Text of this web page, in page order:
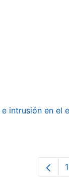
intrusión en el
1